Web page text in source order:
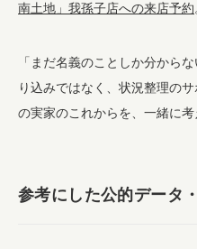
南土地」我孫子店への来店予約
「まだ名義のことしか分から
り込みではなく、状況整理の
の実家のこれからを、一緒に考
参考にした公的データ